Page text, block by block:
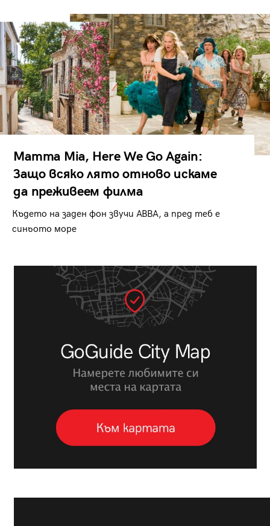
Mamma Mia, Here We Go Again:
Защо всяко лято отново искаме
да преживеем филма
Където на заден фон звучи ABBA, а пред теб е
синьото море